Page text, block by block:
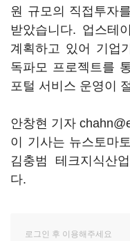
원 규모의 직접투자
받았습니다. 업스테
계획하고 있어 기업
독파모 프로젝트를
포털 서비스 운영이
안창현 기자
이 기사는 뉴스토마
김충범 테크지식산
다.